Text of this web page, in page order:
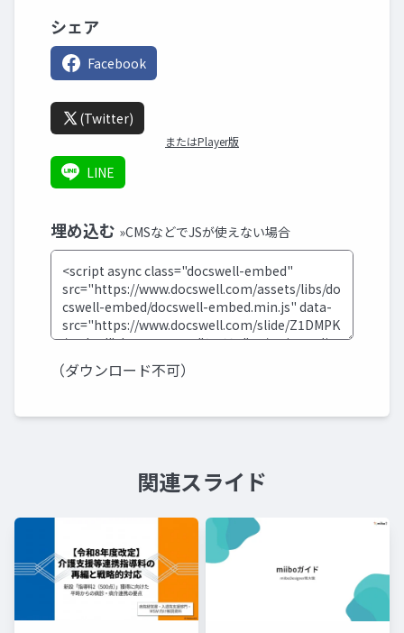
シェア
Facebook
(Twitter)
またはPlayer版
LINE
埋め込む »CMSなどでJSが使えない場合
（ダウンロード不可）
関連スライド